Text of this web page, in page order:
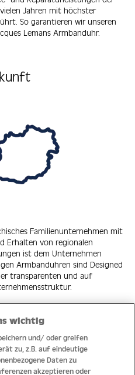
Jahren mit höchster
So garantieren wir unseren
Lemans Armbanduhr.
Familienunternehmen mit
Erhalten von regionalen
ist dem Unternehmen
Armbanduhren sind Designed
transparenten und auf
wichtig
und/ oder greifen
zu, z.B. auf eindeutige
Daten zu
akzeptieren oder